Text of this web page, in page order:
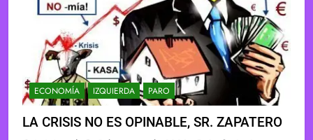
ECONOMÍA IZQUIERDA PARO
LA CRISIS NO ES OPINABLE, SR. ZAPATERO